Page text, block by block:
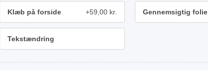
Klæb på forside +59,00 kr. Gennemsigtig folie
Tekstændring